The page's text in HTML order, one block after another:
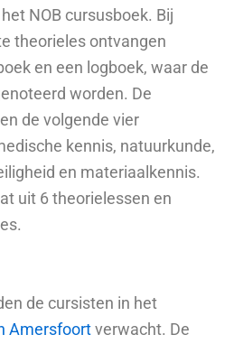
NOB cursusboek. Bij
theorieles ontvangen
en een logboek, waar de
worden. De
de volgende vier
kennis, natuurkunde,
en materiaalkennis.
uit 6 theorielessen en
de cursisten in het
Amersfoortverwacht. De